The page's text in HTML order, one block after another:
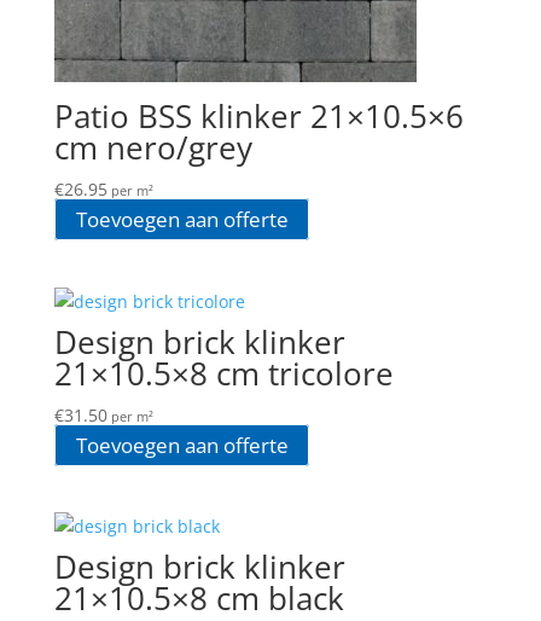
Patio BSS klinker 21×10.5×6
cm nero/grey
€26.95per m²
Toevoegen aan offerte
Design brick klinker
21×10.5×8 cm tricolore
€31.50per m²
Toevoegen aan offerte
Design brick klinker
21×10.5×8 cm black